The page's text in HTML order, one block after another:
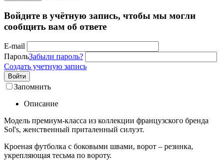
Войдите в учётную запись, чтобы мы могли
сообщить вам об ответе
E-mail
ПарольЗабыли пароль?
Создать учетную запись
Войти
Запомнить
Описание
Модель премиум-класса из коллекции французского бренда
Sol's, женственный приталенный силуэт.
Кроеная футболка с боковыми швами, ворот – резинка,
укрепляющая тесьма по вороту.